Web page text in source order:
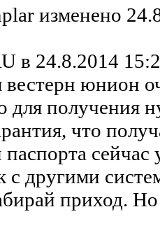
изменено
в 24.8.2014
вестерн юнион
для получения
что
сейчас
с другими
приход.